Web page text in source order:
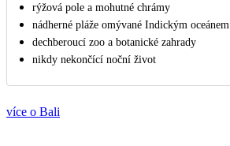
rýžová pole a mohutné chrámy
nádherné pláže omývané Indickým oceánem
dechberoucí zoo a botanické zahrady
nikdy nekončící noční život
více o Bali